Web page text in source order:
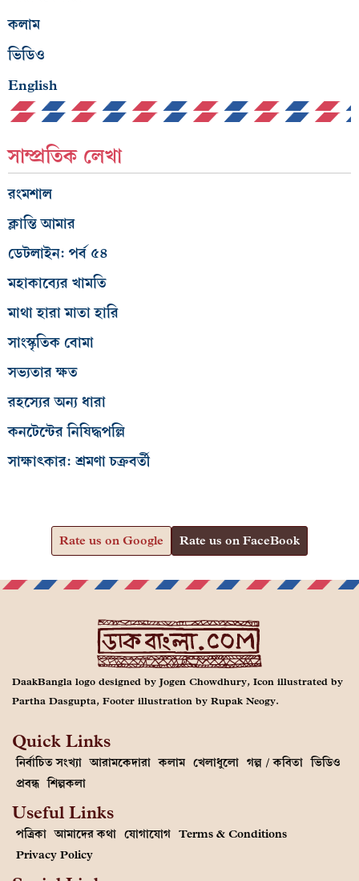
কলাম
ভিডিও
English
সাম্প্রতিক লেখা
রংমশাল
ক্লান্তি আমার
ডেটলাইন: পর্ব ৫৪
মহাকাব্যের খামতি
মাথা হারা মাতা হারি
সাংস্কৃতিক বোমা
সভ্যতার ক্ষত
রহস্যের অন্য ধারা
কনটেন্টের নিষিদ্ধপল্লি
সাক্ষাৎকার: শ্রমণা চক্রবর্তী
Rate us on Google Rate us on FaceBook
DaakBangla logo designed by Jogen Chowdhury, Icon illustrated by
Partha Dasgupta, Footer illustration by Rupak Neogy.
Quick Links
নির্বাচিত সংখ্যা আরামকেদারা কলাম খেলাধুলো গল্প / কবিতা ভিডিও
প্রবন্ধ শিল্পকলা
Useful Links
পত্রিকা আমাদের কথা যোগাযোগ Terms & Conditions
Privacy Policy